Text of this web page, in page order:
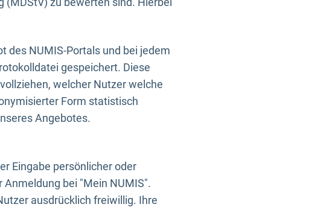
des NUMIS-Portals und bei jedem
gespeichert. Diese
welcher Nutzer welche
Form statistisch
Angebotes.
Eingabe persönlicher oder
bei "Mein NUMIS".
ausdrücklich freiwillig. Ihre